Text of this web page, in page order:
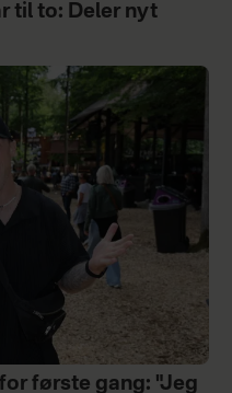
til to: Deler nyt
første gang: "Jeg